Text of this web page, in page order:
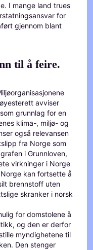
I mange land trues
for
gjennom blant
til å feire.
avviser
grunnlag for en
klima-, miljø- og
også relevansen
fra Norge som
i Grunnloven,
virkninger i Norge
kan fortsette å
brennstoff uten
skranker i norsk
for domstolene å
og den er derfor
myndighetene til
Den stenger